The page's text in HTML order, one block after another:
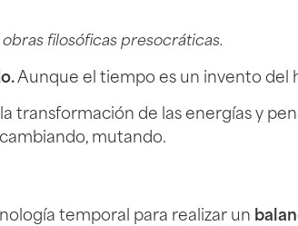
filosóficas presocráticas.
Aunque el tiempo es un invento del
la transformación de las energías y
mutando.
temporal para realizar un